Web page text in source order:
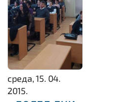
среда, 15. 04.
2015.